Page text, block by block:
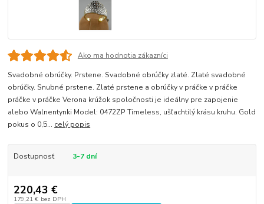
Ako ma hodnotia zákazníci
Svadobné obrúčky. Prstene. Svadobné obrúčky zlaté. Zlaté svadobné
obrúčky. Snubné prstene. Zlaté prstene a obrúčky v práčke v práčke
práčke v práčke Verona krúžok spoločnosti je ideálny pre zapojenie
alebo Walnentynki Model: 0472ZP Timeless, ušľachtilý krásu kruhu. Gold
pokus o 0,5... celý popis
Dostupnosť 3-7 dní
220,43 €
179,21 € bez DPH